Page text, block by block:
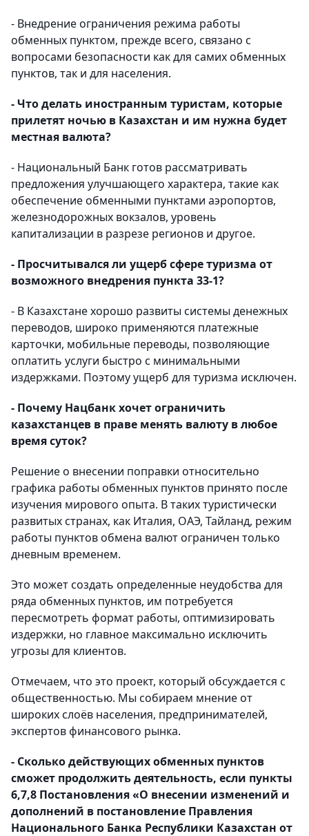
- Внедрение ограничения режима работы
обменных пунктом, прежде всего, связано с
вопросами безопасности как для самих обменных
пунктов, так и для населения.
- Что делать иностранным туристам, которые
прилетят ночью в Казахстан и им нужна будет
местная валюта?
- Национальный Банк готов рассматривать
предложения улучшающего характера, такие как
обеспечение обменными пунктами аэропортов,
железнодорожных вокзалов, уровень
капитализации в разрезе регионов и другое.
- Просчитывался ли ущерб сфере туризма от
возможного внедрения пункта 33-1?
- В Казахстане хорошо развиты системы денежных
переводов, широко применяются платежные
карточки, мобильные переводы, позволяющие
оплатить услуги быстро с минимальными
издержками. Поэтому ущерб для туризма исключен.
- Почему Нацбанк хочет ограничить
казахстанцев в праве менять валюту в любое
время суток?
Решение о внесении поправки относительно
графика работы обменных пунктов принято после
изучения мирового опыта. В таких туристически
развитых странах, как Италия, ОАЭ, Тайланд, режим
работы пунктов обмена валют ограничен только
дневным временем.
Это может создать определенные неудобства для
ряда обменных пунктов, им потребуется
пересмотреть формат работы, оптимизировать
издержки, но главное максимально исключить
угрозы для клиентов.
Отмечаем, что это проект, который обсуждается с
общественностью. Мы собираем мнение от
широких слоёв населения, предпринимателей,
экспертов финансового рынка.
- Сколько действующих обменных пунктов
сможет продолжить деятельность, если пункты
6,7,8 Постановления «О внесении изменений и
дополнений в постановление Правления
Национального Банка Республики Казахстан от